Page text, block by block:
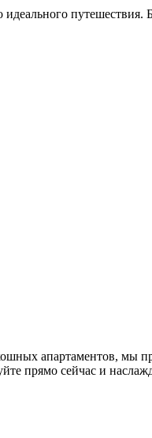
путешествия.
апартаментов, мы
прямо сейчас и